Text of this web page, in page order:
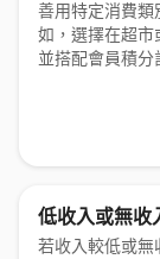
善用特定消費類
如，選擇在超市
並搭配會員積分
低收入或無收
若收入較低或無